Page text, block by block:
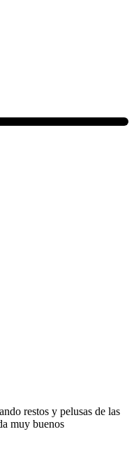
restos y pelusas de las
muy buenos